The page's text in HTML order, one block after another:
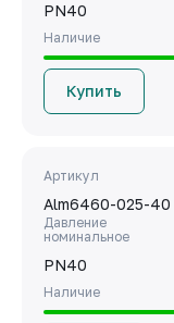
PN40
Наличие
Купить
Артикул
Alm6460-025-40
Давление
номинальное
PN40
Наличие